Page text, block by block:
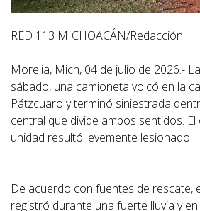
RED 113 MICHOACÁN/Redacción
Morelia, Mich, 04 de julio de 2026.-
sábado, una camioneta volcó en la
Pátzcuaro y terminó siniestrada
central que divide ambos sentidos.
unidad resultó levemente lesionado.
De acuerdo con fuentes de rescate,
registró durante una fuerte lluvia y